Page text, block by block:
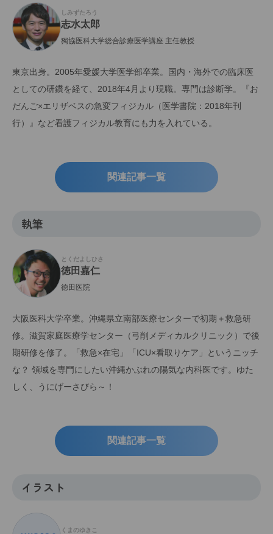
しみずたろう
志水太郎
獨協医科大学総合診療医学講座 主任教授
東京出身。2005年愛媛大学医学部卒業。国内・海外での臨床医
としての研鑽を経て、2018年4月より現職。専門は診断学。『お
だんご×エリザベスの急変フィジカル（医学書院：2018年刊
行）』など看護フィジカル教育にも力を入れている。
関連記事一覧
執筆
とくだよしひさ
徳田嘉仁
徳田医院
大阪医科大学卒業。沖縄県立南部医療センターで初期＋救急研
修。滋賀家庭医療学センター（弓削メディカルクリニック）で後
期研修を修了。「救急×在宅」「ICU×看取りケア」というニッチ
な？ 領域を専門にしたい沖縄かぶれの陽気な内科医です。ゆた
しく、うにげーさびら～！
関連記事一覧
イラスト
くまのゆきこ